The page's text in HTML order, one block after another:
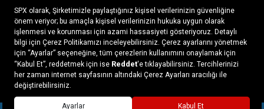
Doğaya ve spora tutkuyla bağlı olanların markası SPX, çeşitli
kategorilerde sunduğu spor giyim ürünleri, outdoor ayakkabılar,
ekipman ve aksesuarlar ile, her yerde ve her koşulda doğayla
buluşmayı mümkün kılıyor. Daima aktif bir yaşam tarzını
benimseyenlerin ihtiyaç duyabileceği her şey, SPX’in online
mağazasında ziyaretçilerin beğenisine sunuluyor.
x